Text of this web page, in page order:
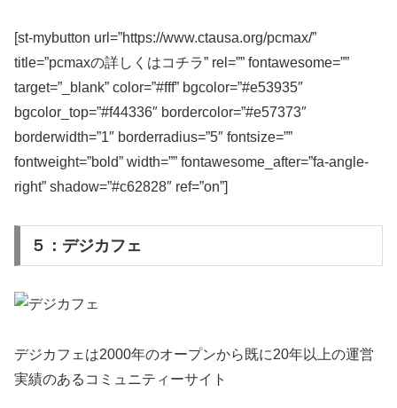
[st-mybutton url=”https://www.ctausa.org/pcmax/”
title=”pcmaxの詳しくはコチラ” rel=”” fontawesome=””
target=”_blank” color=”#fff” bgcolor=”#e53935″
bgcolor_top=”#f44336″ bordercolor=”#e57373″
borderwidth=”1″ borderradius=”5″ fontsize=””
fontweight=”bold” width=”” fontawesome_after=”fa-angle-
right” shadow=”#c62828″ ref=”on”]
５：デジカフェ
デジカフェは2000年のオープンから既に20年以上の運営
実績のあるコミュニティーサイト